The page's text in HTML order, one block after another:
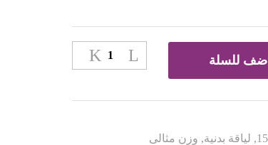
اضف للسلة
, لياقة بدنية, وزن مثالى